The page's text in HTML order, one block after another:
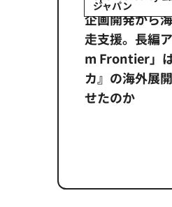
ジャパン
企画開発から
走支援。長編
m Frontier」
カ』の海外展
せたのか